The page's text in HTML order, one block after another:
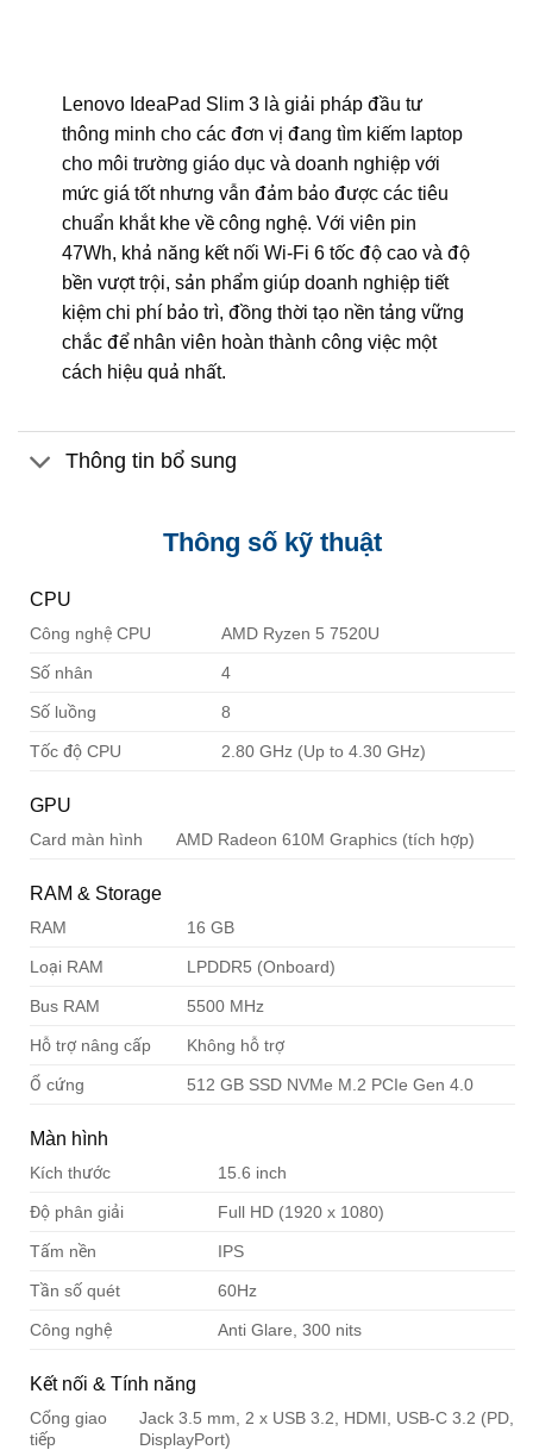
Lenovo IdeaPad Slim 3 là giải pháp đầu tư
thông minh cho các đơn vị đang tìm kiếm laptop
cho môi trường giáo dụcvà doanh nghiệp với
mức giá tốt nhưng vẫn đảm bảo được các tiêu
chuẩn khắt khe về công nghệ. Với viên pin
47Wh, khả năng kết nối Wi-Fi 6 tốc độ cao và độ
bền vượt trội, sản phẩm giúp doanh nghiệp tiết
kiệm chi phí bảo trì, đồng thời tạo nền tảng vững
chắc để nhân viên hoàn thành công việc một
cách hiệu quả nhất.
Thông tin bổ sung
Thông số kỹ thuật
CPU
Công nghệ CPU AMD Ryzen 5 7520U
Số nhân 4
Số luồng 8
Tốc độ CPU 2.80 GHz (Up to 4.30 GHz)
GPU
Card màn hình AMD Radeon 610M Graphics (tích hợp)
RAM & Storage
RAM 16 GB
Loại RAM LPDDR5 (Onboard)
Bus RAM 5500 MHz
Hỗ trợ nâng cấp Không hỗ trợ
Ổ cứng 512 GB SSD NVMe M.2 PCIe Gen 4.0
Màn hình
Kích thước 15.6 inch
Độ phân giải Full HD (1920 x 1080)
Tấm nền IPS
Tần số quét 60Hz
Công nghệ Anti Glare, 300 nits
Kết nối & Tính năng
Cổng giao
tiếp
Jack 3.5 mm, 2 x USB 3.2, HDMI, USB-C 3.2 (PD,
DisplayPort)